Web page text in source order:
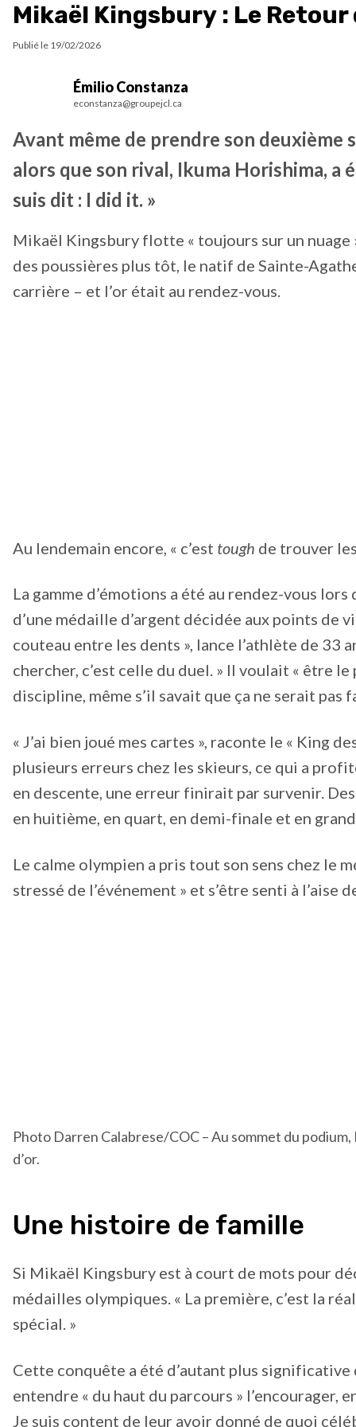
Mikaël Kingsbury : Le Retour
Publié le 19/02/2026
Émilio Constanza
econstanza@groupejcl.ca
Avant même de prendre son
alors que son rival, Ikuma Horishima, a
suis dit : I did it. »
Mikaël Kingsbury flotte « toujours sur un nuage
des poussières plus tôt, le natif de Sainte-
carrière – et l’or était au rendez-vous.
Au lendemain encore, « c’est tough de trouver
La gamme d’émotions a été au rendez-vous
d’une médaille d’argent décidée aux points de
couteau entre les dents », lance l’athlète de 33
chercher, c’est celle du duel. » Il voulait « être
discipline, même s’il savait que ça ne serait pas
« J’ai bien joué mes cartes », raconte le « King
plusieurs erreurs chez les skieurs, ce qui a
en descente, une erreur finirait par survenir.
en huitième, en quart, en demi-finale et en
Le calme olympien a pris tout son sens chez le
stressé de l’événement » et s’être senti à l’aise
Photo Darren Calabrese/COC – Au sommet du
d’or.
Une histoire de famille
Si Mikaël Kingsbury est à court de mots pour
médailles olympiques. « La première, c’est la
spécial. »
Cette conquête a été d’autant plus significative
entendre « du haut du parcours » l’encourager,
Je suis content de leur avoir donné de quoi